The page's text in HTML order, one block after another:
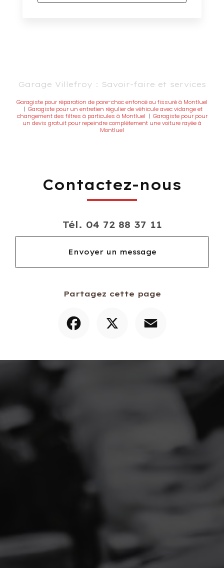
Garage Villefroy : Savoir-faire et services
Garagiste pour réparation de pare-choc enfoncé ou fissuré à Montluel
| Garagiste pour un entretien régulier de véhicule avec vidange et
changement des filtres à particules à Montluel | Garagiste pour pour
un devis gratuit pour repeindre complètement une voiture rayée à
Montluel
Contactez-nous
Tél. 04 72 88 37 11
Envoyer un message
Partagez cette page